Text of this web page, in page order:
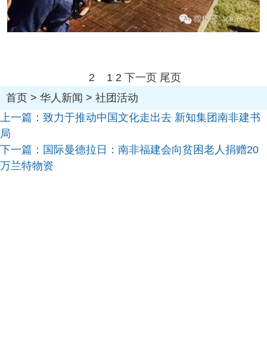
2 1 2 下一页 尾页
首页 > 华人新闻 > 社团活动
上一篇： 致力于推动中国文化走出去 新知集团南非建书
局
下一篇： 国际曼德拉日：南非福建会向贫困老人捐赠20
万兰特物资